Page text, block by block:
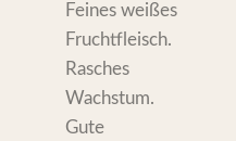
Feines weißes
Fruchtfleisch.
Rasches
Wachstum.
Gute